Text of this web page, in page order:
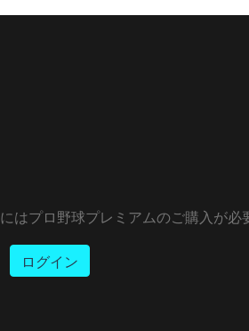
はプロ野球プレミアムのご購入が必
ログイン